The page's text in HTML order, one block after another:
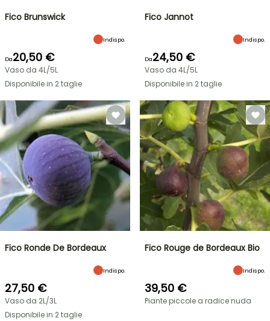
Fico Brunswick
Indispo.
Da20,50 €
Vaso da 4L/5L
Disponibile in 2 taglie
Fico Jannot
Indispo.
Da24,50 €
Vaso da 4L/5L
Disponibile in 2 taglie
Fico Ronde De Bordeaux
Indispo.
27,50 €
Vaso da 2L/3L
Disponibile in 2 taglie
Fico Rouge de Bordeaux Bio
Indispo.
39,50 €
Piante piccole a radice nuda